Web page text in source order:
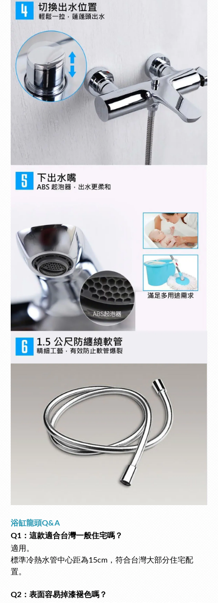
浴缸龍頭Q&A
Q1：這款適合台灣一般住宅嗎？
適用。
標準冷熱水管中心距為15cm，符合台灣大部分住宅配
置。
Q2：表面容易掉漆褪色嗎？